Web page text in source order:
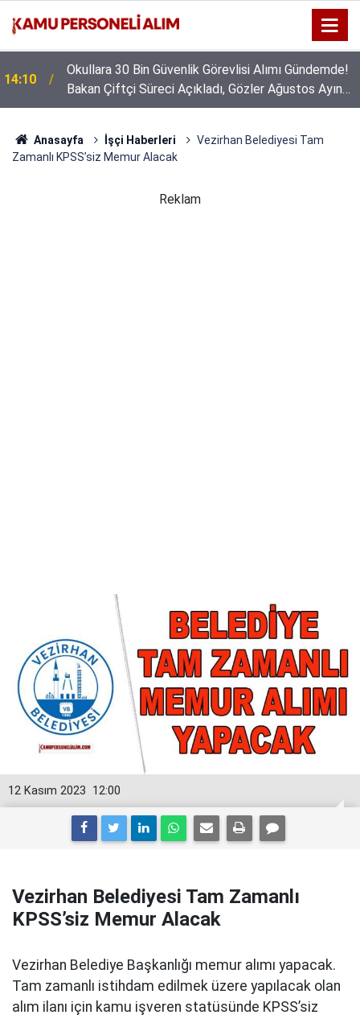
14:10
Okullara 30 Bin Güvenlik Görevlisi Alımı Gündemde!
Bakan Çiftçi Süreci Açıkladı, Gözler Ağustos Ayına
Çevrildi
Anasayfa İşçi Haberleri
Vezirhan Belediyesi Tam
Zamanlı KPSS’siz Memur Alacak
Reklam
12:00
12 Kasım 2023
Vezirhan Belediyesi Tam Zamanlı
KPSS’siz Memur Alacak
Vezirhan Belediye Başkanlığı memur alımı yapacak.
Tam zamanlı istihdam edilmek üzere yapılacak olan
alım ilanı için kamu işveren statüsünde KPSS’siz